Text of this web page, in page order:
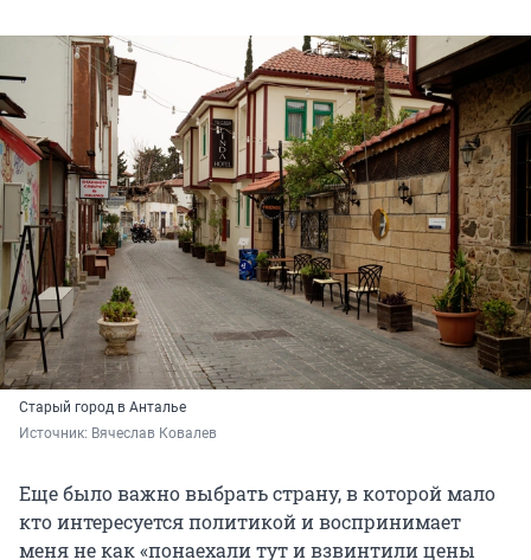
Старый город в Анталье
Источник: Вячеслав Ковалев
Еще было важно выбрать страну, в которой мало
кто интересуется политикой и воспринимает
меня не как «понаехали тут и взвинтили цены